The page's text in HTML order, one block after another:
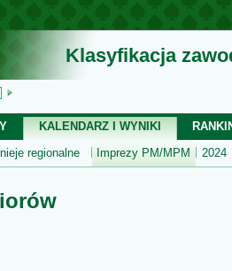
Klasyfikacja
KALENDARZ I WYNIKI
regionalne Imprezy PM/MPM 2024